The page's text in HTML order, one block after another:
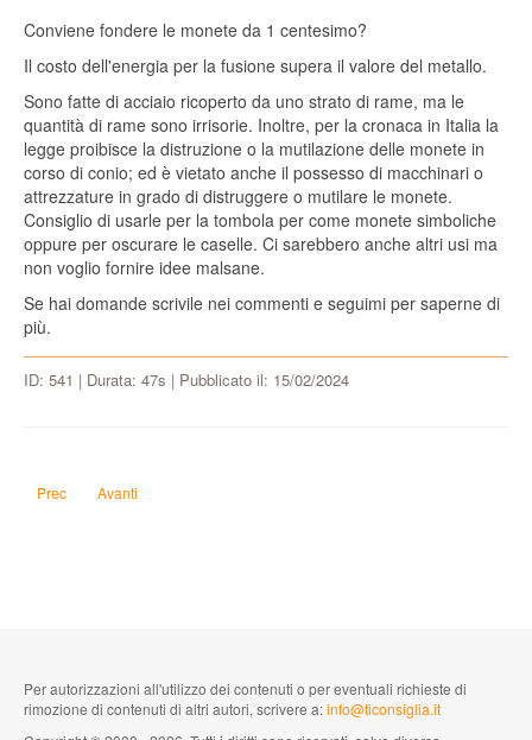
Conviene fondere le monete da 1 centesimo?
Il costo dell'energia per la fusione supera il valore del metallo.
Sono fatte di acciaio ricoperto da uno strato di rame, ma le
quantità di rame sono irrisorie. Inoltre, per la cronaca in Italia la
legge proibisce la distruzione o la mutilazione delle monete in
corso di conio; ed è vietato anche il possesso di macchinari o
attrezzature in grado di distruggere o mutilare le monete.
Consiglio di usarle per la tombola per come monete simboliche
oppure per oscurare le caselle. Ci sarebbero anche altri usi ma
non voglio fornire idee malsane.
Se hai domande scrivile nei commenti e seguimi per saperne di
più.
ID: 541 | Durata: 47s | Pubblicato il: 15/02/2024
Articolo precedente: In un video parlavi dell'ammoniaca mentre parlavi di
Prec Articolo successivo: Tra un poliziotto e un carabiniere chi comanda?
Avanti
Per autorizzazioni all'utilizzo dei contenuti o per eventuali richieste di
rimozione di contenuti di altri autori, scrivere a:info@ticonsiglia.it